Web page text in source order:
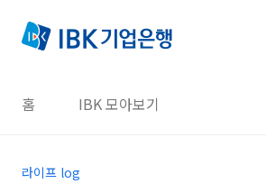
홈 IBK 모아보기
라이프 log